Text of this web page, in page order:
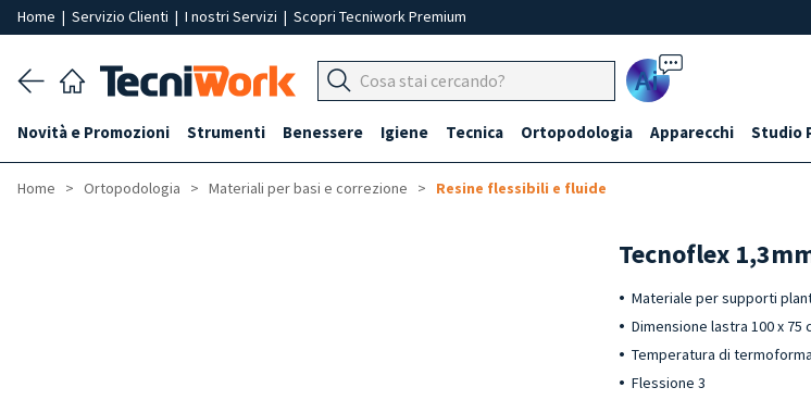
Home | Servizio Clienti | I nostri Servizi | Scopri Tecniwork Premium
Ai
Novità e Promozioni Strumenti Benessere Igiene Tecnica Ortopodologia Apparecchi Studio
Home Ortopodologia Materiali per basi e correzione Resine flessibili e fluide
Tecnoflex
Materiale per supporti
Dimensione lastra 100 x 75
Temperatura di
Flessione 3